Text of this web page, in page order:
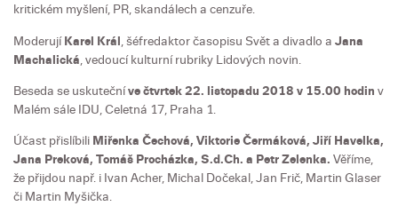
kritickém myšlení, PR, skandálech a cenzuře.
ModerujíKarel Král, šéfredaktor časopisu Svět a divadlo a Jana
Machalická, vedoucí kulturní rubriky Lidových novin.
Beseda se uskutečníve čtvrtek 22. listopadu 2018 v 15.00 hodin v
Malém sále IDU, Celetná 17, Praha 1.
Účast přislíbili Miřenka Čechová, Viktorie Čermáková, Jiří Havelka,
Jana Preková, Tomáš Procházka, S.d.Ch. a Petr Zelenka. Věříme,
že přijdou např. i Ivan Acher, Michal Dočekal, Jan Frič, Martin Glaser
či Martin Myšička.